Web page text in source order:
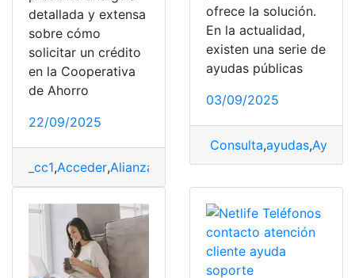
detallada y extensa
sobre cómo
solicitar un crédito
en la Cooperativa
de Ahorro
22/09/2025
_cc1,Acceder,Alianza Ayuda,Crédito,Valle
ofrece la solución.
En la actualidad,
existen una serie de
ayudas públicas
03/09/2025
Consulta,ayudas,